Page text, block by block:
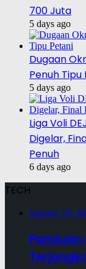
700 Juta
5 days ago
Dugaan
Penuh Tipu
5 days ago
Liga Voli
Digelar,
Penuh
6 days ago
TECH
January 19,
Panduan